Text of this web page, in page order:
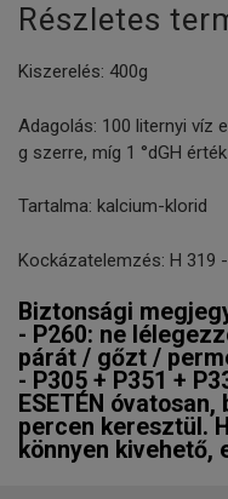
Részletes
Kiszerelés: 400g
Adagolás: 100 liternyi víz
g szerre, míg 1 °dGH
Tartalma: kalcium-klorid
Kockázatelemzés: H
Biztonsági
- P260: ne
párát / gőzt /
- P305 + P351 +
ESETÉN
percen keresztül.
könnyen kivehető,